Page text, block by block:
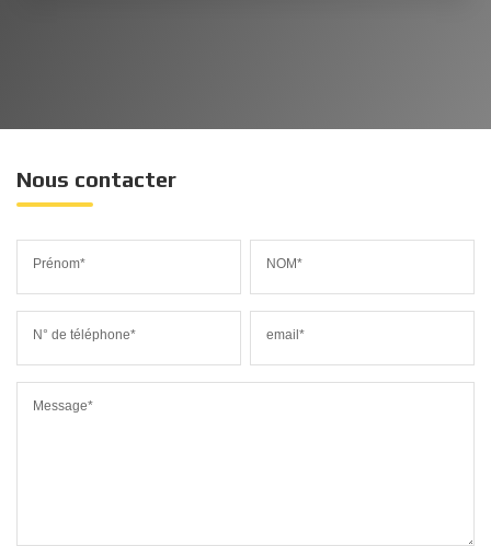
Nous contacter
Prénom* NOM*
N° de téléphone* email*
Message*